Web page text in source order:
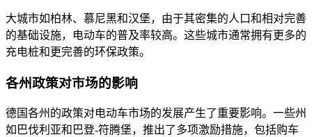
大城市如柏林、慕尼黑和汉堡，由于其密集的人口和相对完善
的基础设施，电动车的普及率较高。这些城市通常拥有更多的
充电桩和更完善的环保政策。
各州政策对市场的影响
德国各州的政策对电动车市场的发展产生了重要影响。一些州
如巴伐利亚和巴登-符腾堡，推出了多项激励措施，包括购车